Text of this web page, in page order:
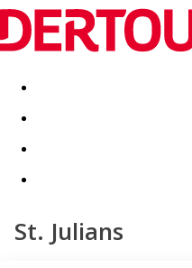
Destinatii Vacanta perfecta
St. Julians